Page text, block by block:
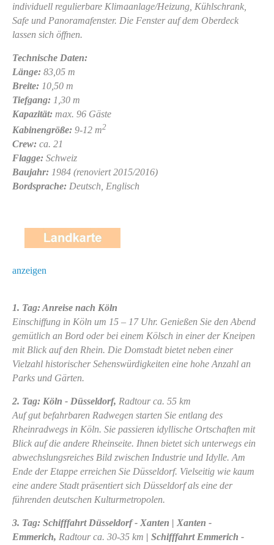
individuell regulierbare Klimaanlage/Heizung, Kühlschrank,
Safe und Panoramafenster. Die Fenster auf dem Oberdeck
lassen sich öffnen.
Technische Daten:
Länge: 83,05 m
Breite: 10,50 m
Tiefgang: 1,30 m
Kapazität: max. 96 Gäste
Kabinengröße: 9-12 m2
Crew: ca. 21
Flagge: Schweiz
Baujahr: 1984 (renoviert 2015/2016)
Bordsprache: Deutsch, Englisch
anzeigen
1. Tag: Anreise nach Köln
Einschiffung in Köln um 15 – 17 Uhr. Genießen Sie den Abend
gemütlich an Bord oder bei einem Kölsch in einer der Kneipen
mit Blick auf den Rhein. Die Domstadt bietet neben einer
Vielzahl historischer Sehenswürdigkeiten eine hohe Anzahl an
Parks und Gärten.
2. Tag: Köln - Düsseldorf, Radtour ca. 55 km
Auf gut befahrbaren Radwegen starten Sie entlang des
Rheinradwegs in Köln. Sie passieren idyllische Ortschaften mit
Blick auf die andere Rheinseite. Ihnen bietet sich unterwegs ein
abwechslungsreiches Bild zwischen Industrie und Idylle. Am
Ende der Etappe erreichen Sie Düsseldorf. Vielseitig wie kaum
eine andere Stadt präsentiert sich Düsseldorf als eine der
führenden deutschen Kulturmetropolen.
3. Tag: Schifffahrt Düsseldorf - Xanten | Xanten -
Emmerich, Radtour ca. 30-35 km | Schifffahrt Emmerich -